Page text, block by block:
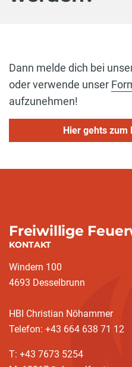
Dann melde dich bei
oder verwende unser
aufzunehmen!
Hier gehts
Freiwillige
KONTAKT
Windern 100
4693 Desselbrunn
HBI Christian Nöhammer
Telefon: +43 664 638 71 12
T: +43 7673 5254